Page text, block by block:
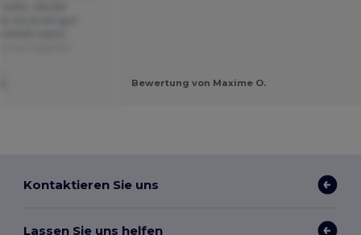
Bewertung von Maxime O.
Kontaktieren Sie uns
Lassen Sie uns helfen